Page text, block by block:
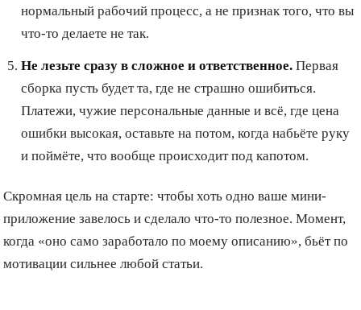
нормальный рабочий процесс, а не признак того, что вы
что-то делаете не так.
Не лезьте сразу в сложное и ответственное. Первая
сборка пусть будет та, где не страшно ошибиться.
Платежи, чужие персональные данные и всё, где цена
ошибки высокая, оставьте на потом, когда набьёте руку
и поймёте, что вообще происходит под капотом.
Скромная цель на старте: чтобы хоть одно ваше мини-
приложение завелось и сделало что-то полезное. Момент,
когда «оно само заработало по моему описанию», бьёт по
мотивации сильнее любой статьи.